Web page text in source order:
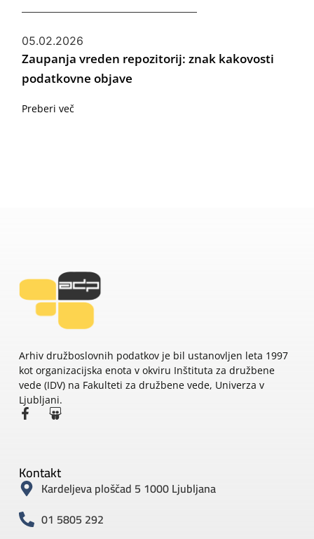
05.02.2026
Zaupanja vreden repozitorij: znak kakovosti
podatkovne objave
Preberi več
Arhiv družboslovnih podatkov je bil ustanovljen leta 1997
kot organizacijska enota v okviru Inštituta za družbene
vede (IDV) na Fakulteti za družbene vede, Univerza v
Ljubljani.
Kontakt
Kardeljeva ploščad 5 1000 Ljubljana
01 5805 292